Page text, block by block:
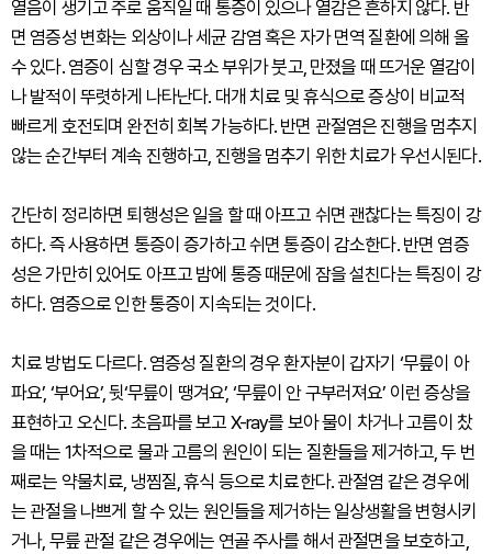
열음이 생기고 주로 움직일 때 통증이 있으나 열감은 흔하지 않다. 반
면 염증성 변화는 외상이나 세균 감염 혹은 자가 면역 질환에 의해 올
수 있다. 염증이 심할 경우 국소 부위가 붓고, 만졌을 때 뜨거운 열감이
나 발적이 뚜렷하게 나타난다. 대개 치료 및 휴식으로 증상이 비교적
빠르게 호전되며 완전히 회복 가능하다. 반면 관절염은 진행을 멈추지
않는 순간부터 계속 진행하고, 진행을 멈추기 위한 치료가 우선시된다.
간단히 정리하면 퇴행성은 일을 할 때 아프고 쉬면 괜찮다는 특징이 강
하다. 즉 사용하면 통증이 증가하고 쉬면 통증이 감소한다. 반면 염증
성은 가만히 있어도 아프고 밤에 통증 때문에 잠을 설친다는 특징이 강
하다. 염증으로 인한 통증이 지속되는 것이다.
치료 방법도 다르다. 염증성 질환의 경우 환자분이 갑자기 ‘무릎이 아
파요’, ‘부어요’, 뒷‘무릎이 땡겨요’, ‘무릎이 안 구부러져요’ 이런 증상을
표현하고 오신다. 초음파를 보고 X-ray를 보아 물이 차거나 고름이 찼
을 때는 1차적으로 물과 고름의 원인이 되는 질환들을 제거하고, 두 번
째로는 약물치료, 냉찜질, 휴식 등으로 치료한다. 관절염 같은 경우에
는 관절을 나쁘게 할 수 있는 원인들을 제거하는 일상생활을 변형시키
거나, 무릎 관절 같은 경우에는 연골 주사를 해서 관절면을 보호하고,